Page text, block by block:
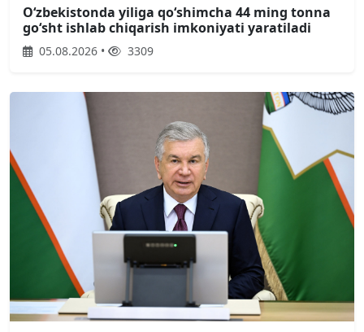
Oʻzbekistonda yiliga qoʻshimcha 44 ming tonna
goʻsht ishlab chiqarish imkoniyati yaratiladi
05.08.2026 • 3309